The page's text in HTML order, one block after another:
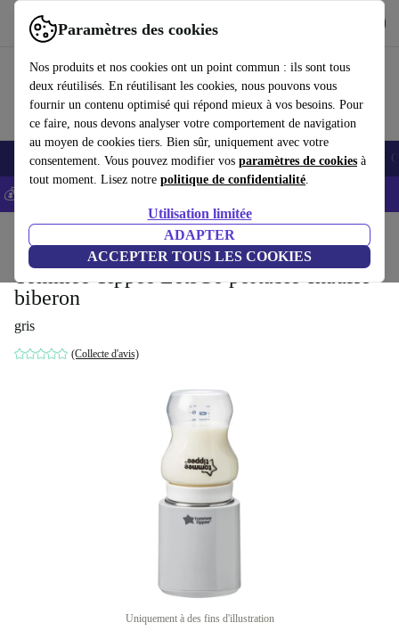
Paramètres des cookies
Nos produits et nos cookies ont un point commun : ils sont tous
deux réutilisés. En réutilisant les cookies, nous pouvons vous
fournir un contenu optimisé qui répond mieux à vos besoins. Pour
ce faire, nous devons analyser votre comportement de navigation
au moyen de cookies tiers. Bien sûr, uniquement avec votre
consentement. Vous pouvez modifier vos paramètres de cookies à
tout moment. Lisez notre politique de confidentialité.
Utilisation limitée
ADAPTER
ACCEPTER TOUS LES COOKIES
Utilisez refurbed rapidement et facilement
Smartphones Laptops Tablettes Montres connectées Accessoires
💰-5% EXTRA sur les iPhones – Code: IPHONEDEAL -
Alimentation
Tommee Tippee LetsGo portable chauffe-
biberon
gris
(Collecte d'avis)
Uniquement à des fins d'illustration